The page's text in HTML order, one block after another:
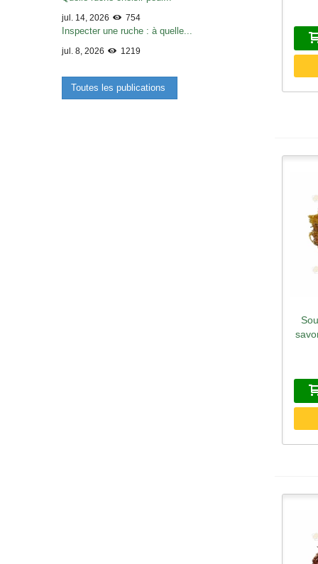
jul. 14, 2026 754
Inspecter une ruche : à quelle...
jul. 8, 2026 1219
Toutes les publications